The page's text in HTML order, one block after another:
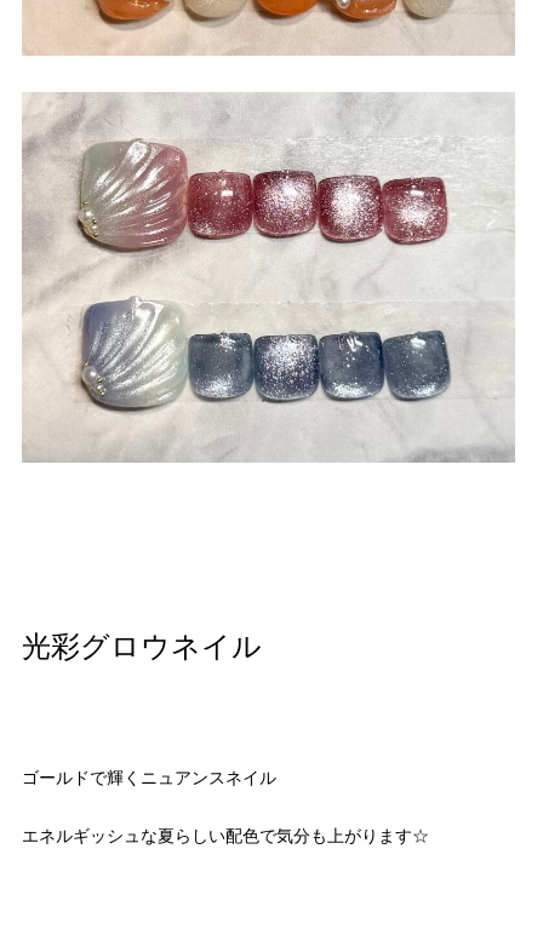
光彩グロウネイル
ゴールドで輝くニュアンスネイル
エネルギッシュな夏らしい配色で気分も上がります☆